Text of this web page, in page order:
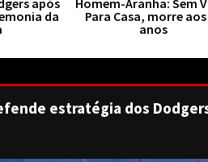
após
da
Homem-Aranha: Sem
Para Casa, morre aos
anos
estratégia dos